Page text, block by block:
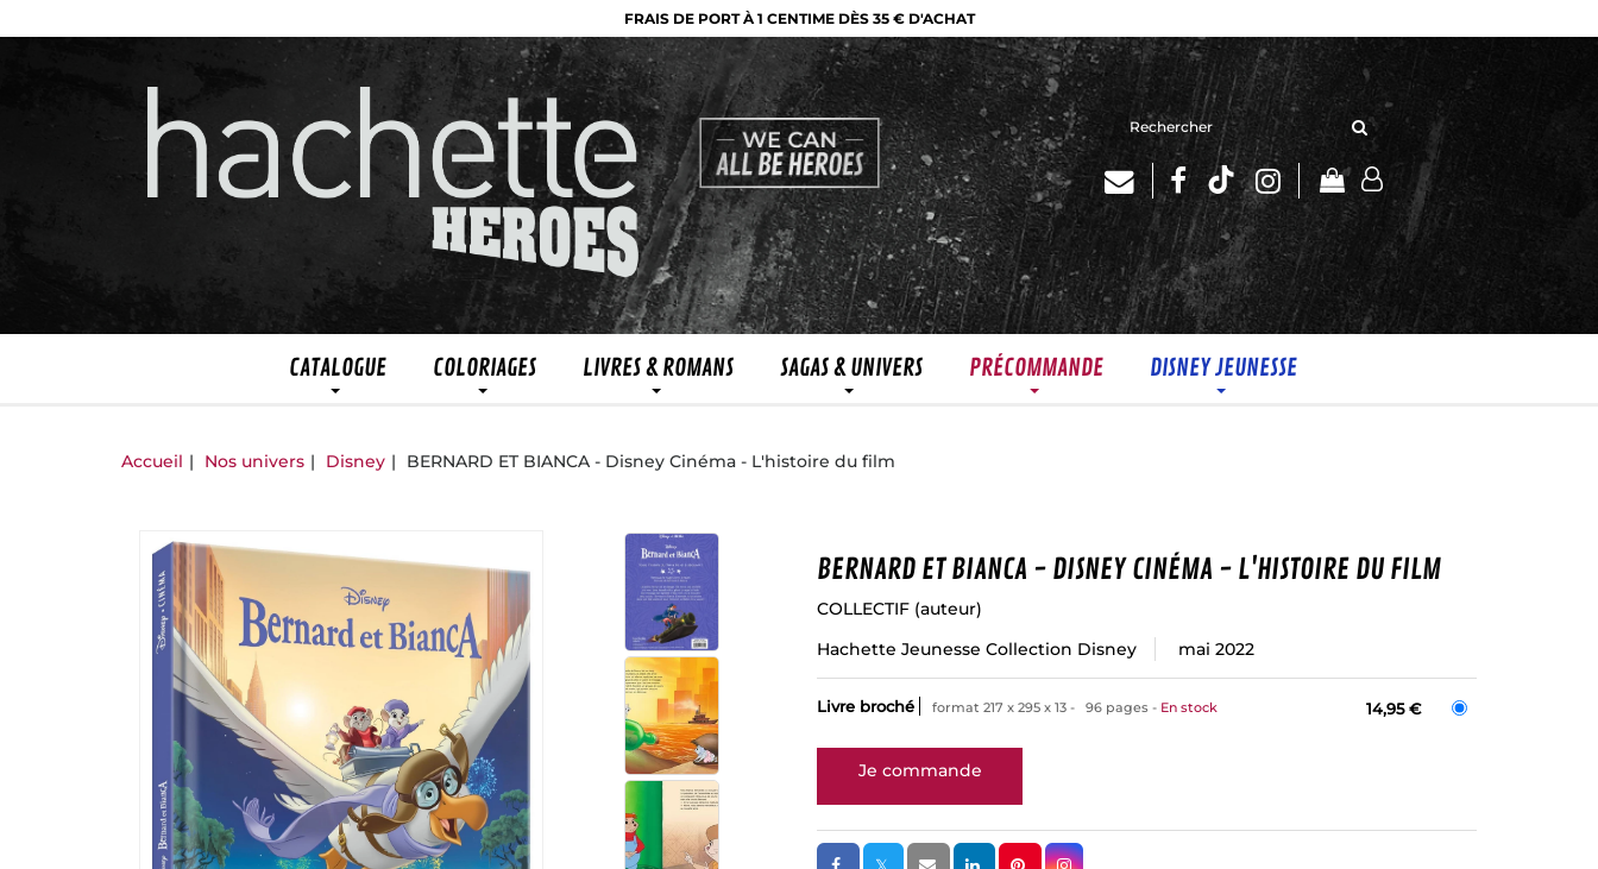
FRAIS DE PORT À 1 CENTIME DÈS 35 € D'ACHAT
Rechercher
site
CATALOGUE COLORIAGES LIVRES & ROMANS SAGAS & UNIVERS PRÉCOMMANDE DISNEY JEUNESSE
Accueil Nos univers Disney BERNARD ET BIANCA - Disney Cinéma - L'histoire du film
BERNARD ET BIANCA - DISNEY CINÉMA - L'HISTOIRE DU FILM
COLLECTIF (auteur)
Hachette Jeunesse Collection Disney
mai 2022
Livre broché format 217 x 295 x 13 96 pages En stock 14,95 €